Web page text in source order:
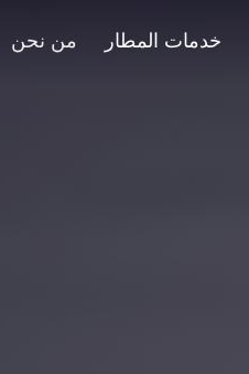
خدمات المطار من نحن